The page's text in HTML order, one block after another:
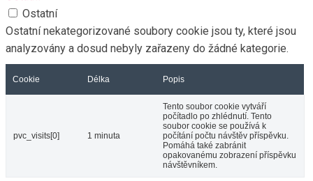
Ostatní
Ostatní nekategorizované soubory cookie jsou ty, které jsou
analyzovány a dosud nebyly zařazeny do žádné kategorie.
Cookie Délka Popis
pvc_visits[0] 1 minuta
Tento soubor cookie vytváří
počítadlo po zhlédnutí. Tento
soubor cookie se používá k
počítání počtu návštěv příspěvku.
Pomáhá také zabránit
opakovanému zobrazení příspěvku
návštěvníkem.